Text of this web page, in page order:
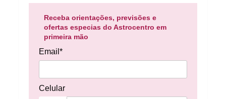
Receba orientações, previsões e
ofertas especias do Astrocentro em
primeira mão
Email*
Celular